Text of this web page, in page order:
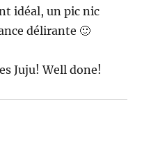
idéal, un pic nic
délirante 🙂
Juju! Well done!